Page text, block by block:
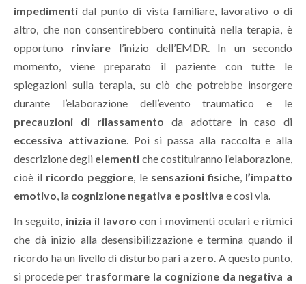
impedimenti dal punto di vista familiare, lavorativo o di
altro, che non consentirebbero continuità nella terapia, è
opportuno rinviare l’inizio dell’EMDR. In un secondo
momento, viene preparato il paziente con tutte le
spiegazioni sulla terapia, su ciò che potrebbe insorgere
durante l’elaborazione dell’evento traumatico e le
precauzioni
di rilassamento da adottare in caso di
eccessiva attivazione. Poi si passa alla raccolta e alla
descrizione degli elementi che costituiranno l’elaborazione,
cioè il ricordo peggiore, le sensazioni fisiche, l’impatto
emotivo, la cognizione negativa e positiva e così via.
In seguito, inizia il lavoro con i movimenti oculari e ritmici
che dà inizio alla desensibilizzazione e termina quando il
ricordo ha un livello di disturbo pari a zero. A questo punto,
si procede per trasformare la cognizione da negativa a